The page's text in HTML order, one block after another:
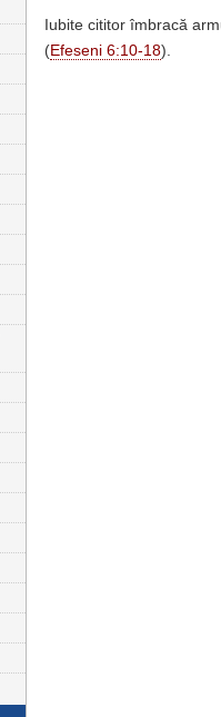
Iubite cititor îmbracă
(Efeseni 6:10-18).